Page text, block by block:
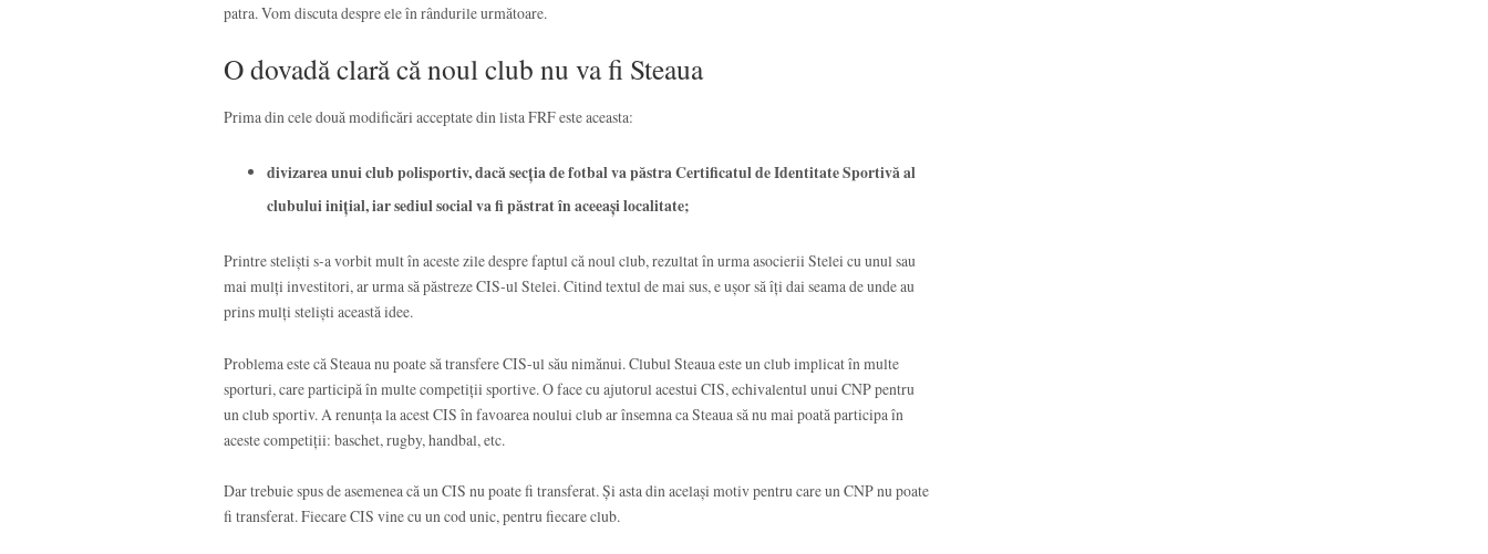
patra. Vom discuta despre ele în rândurile următoare.
O dovadă clară că noul club nu va fi Steaua
Prima din cele două modificări acceptate din lista FRF este aceasta:
divizarea unui club polisportiv, dacă secția de fotbal va păstra Certificatul de Identitate Sportivă al
clubului inițial, iar sediul social va fi păstrat în aceeași localitate;
Printre steliști s-a vorbit mult în aceste zile despre faptul că noul club, rezultat în urma asocierii Stelei cu unul sau
mai mulți investitori, ar urma să păstreze CIS-ul Stelei. Citind textul de mai sus, e ușor să îți dai seama de unde au
prins mulți steliști această idee.
Problema este că Steaua nu poate să transfere CIS-ul său nimănui. Clubul Steaua este un club implicat în multe
sporturi, care participă în multe competiții sportive. O face cu ajutorul acestui CIS, echivalentul unui CNP pentru
un club sportiv. A renunța la acest CIS în favoarea noului club ar însemna ca Steaua să nu mai poată participa în
aceste competiții: baschet, rugby, handbal, etc.
Dar trebuie spus de asemenea că un CIS nu poate fi transferat. Și asta din același motiv pentru care un CNP nu poate
fi transferat. Fiecare CIS vine cu un cod unic, pentru fiecare club.